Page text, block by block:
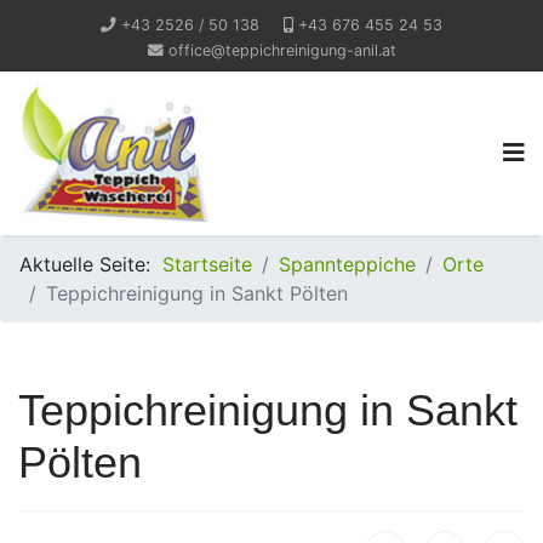
+43 2526 / 50 138
+43 676 455 24 53
office@teppichreinigung-anil.at
Aktuelle Seite: Startseite Spannteppiche
Orte
Teppichreinigung in Sankt Pölten
Teppichreinigung in Sankt
Pölten